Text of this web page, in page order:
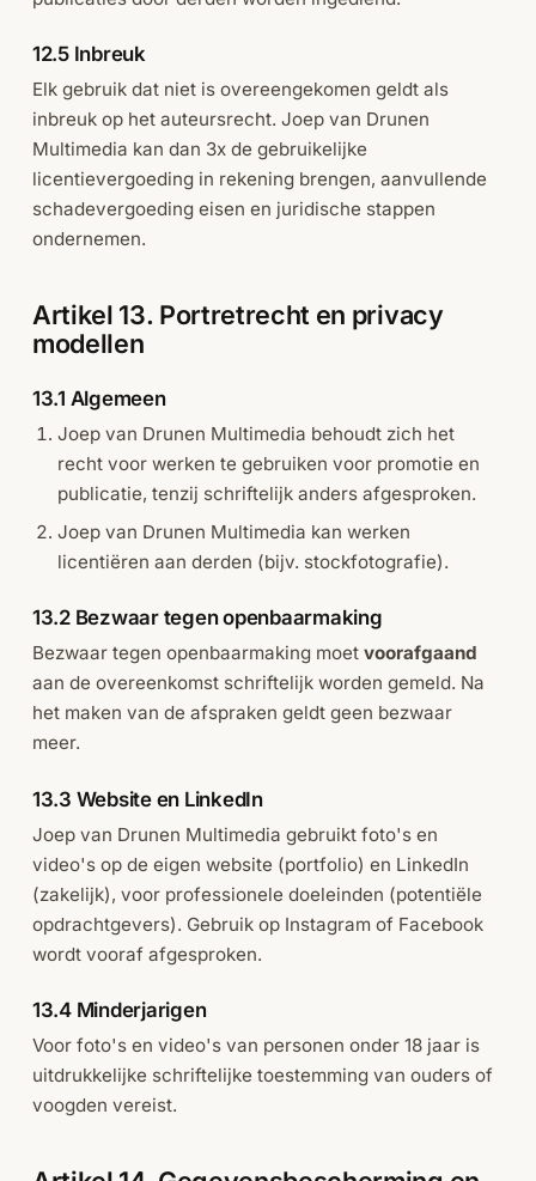
12.5 Inbreuk
Elk gebruik dat niet is overeengekomen geldt als
inbreuk op het auteursrecht. Joep van Drunen
Multimedia kan dan 3x de gebruikelijke
licentievergoeding in rekening brengen, aanvullende
schadevergoeding eisen en juridische stappen
ondernemen.
Artikel 13. Portretrecht en privacy
modellen
13.1 Algemeen
Joep van Drunen Multimedia behoudt zich het
recht voor werken te gebruiken voor promotie en
publicatie, tenzij schriftelijk anders afgesproken.
Joep van Drunen Multimedia kan werken
licentiëren aan derden (bijv. stockfotografie).
13.2 Bezwaar tegen openbaarmaking
Bezwaar tegen openbaarmaking moet voorafgaand
aan de overeenkomst schriftelijk worden gemeld. Na
het maken van de afspraken geldt geen bezwaar
meer.
13.3 Website en LinkedIn
Joep van Drunen Multimedia gebruikt foto's en
video's op de eigen website (portfolio) en LinkedIn
(zakelijk), voor professionele doeleinden (potentiële
opdrachtgevers). Gebruik op Instagram of Facebook
wordt vooraf afgesproken.
13.4 Minderjarigen
Voor foto's en video's van personen onder 18 jaar is
uitdrukkelijke schriftelijke toestemming van ouders of
voogden vereist.